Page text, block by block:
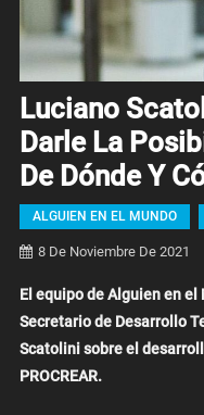
Luciano
Darle La
De Dónde Y
ALGUIEN EN EL MUNDO
8 De Noviembre De 2021
El equipo de Alguien en el
Secretario de Desarrollo
Scatolini sobre el
PROCREAR.